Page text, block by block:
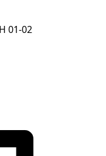
01-02